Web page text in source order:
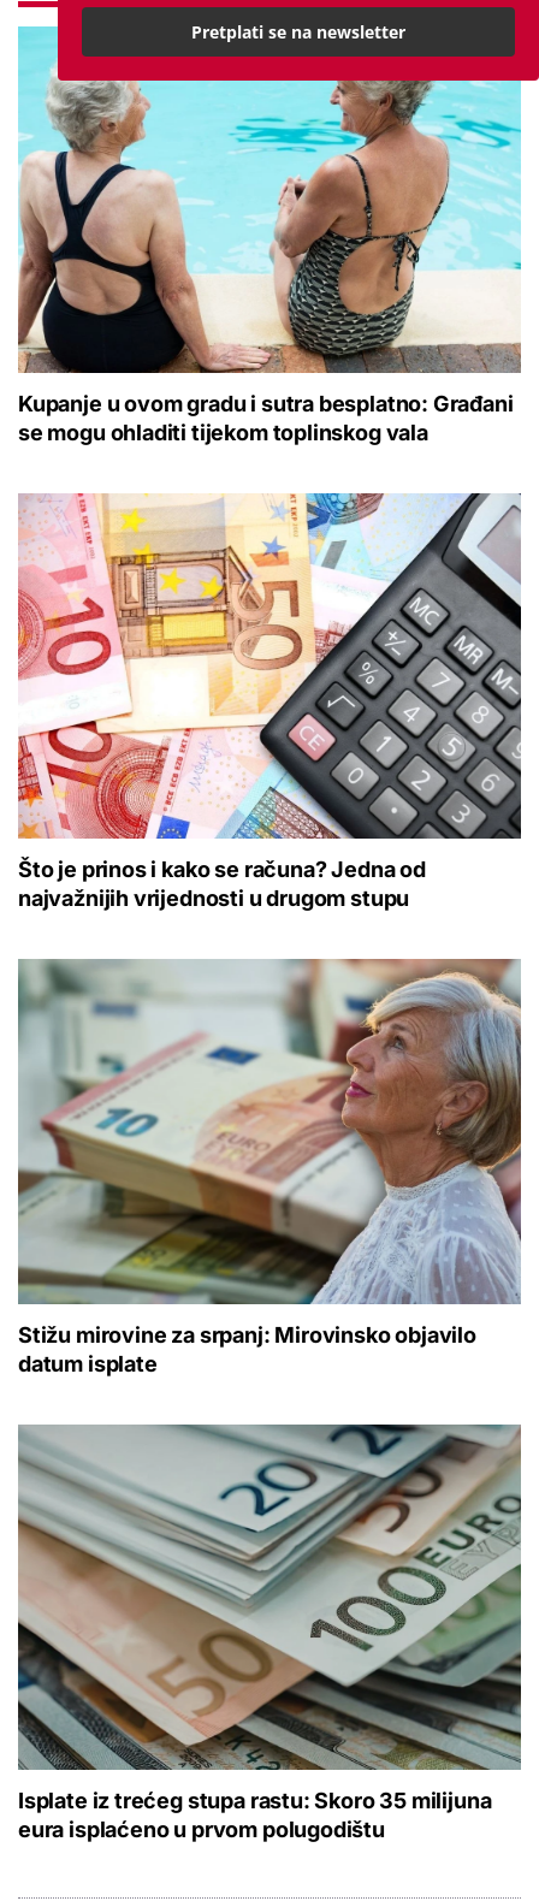
Kupanje u ovom gradu i sutra besplatno: Građani
se mogu ohladiti tijekom toplinskog vala
Što je prinos i kako se računa? Jedna od
najvažnijih vrijednosti u drugom stupu
Stižu mirovine za srpanj: Mirovinsko objavilo
datum isplate
Isplate iz trećeg stupa rastu: Skoro 35 milijuna
eura isplaćeno u prvom polugodištu
Pretplati se na newsletter